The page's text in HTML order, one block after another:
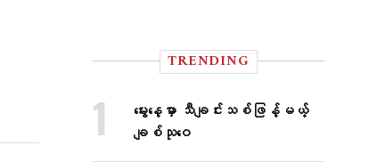
TRENDING
မွေးနေ့မှာ သီချင်းသစ်ဖြန့်မယ့်
ချစ်သုဝေ